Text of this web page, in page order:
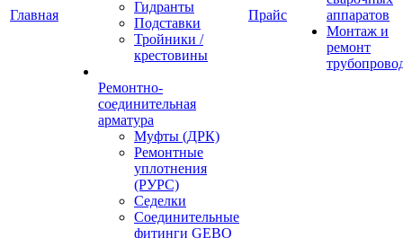
Главная
Гидранты
Подставки
Тройники /
крестовины
Ремонтно-
соединительная
арматура
Муфты (ДРК)
Ремонтные
уплотнения
(РУРС)
Седелки
Соединительные
фитинги GEBO
Прайс
аппаратов
Монтаж и
ремонт